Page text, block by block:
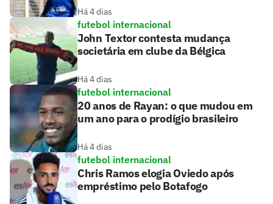
Há 4 dias
futebol internacional
John Textor contesta mudança
societária em clube da Bélgica
Há 4 dias
futebol internacional
20 anos de Rayan: o que mudou em
um ano para o prodígio brasileiro
Há 4 dias
futebol internacional
Chris Ramos elogia Oviedo após
empréstimo pelo Botafogo